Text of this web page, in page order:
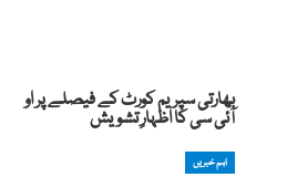
بھارتی سپریم کورٹ کے فیصلے پر او
آئی سی کا اظہارِ تشویش
اہم خبریں